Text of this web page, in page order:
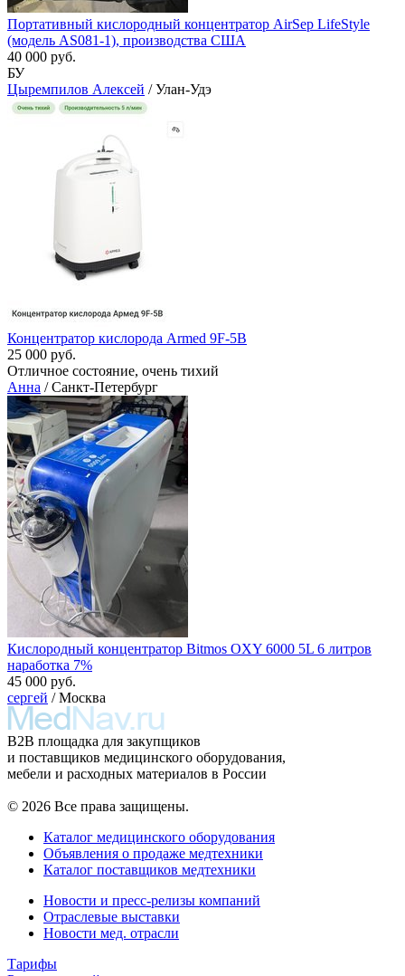
Портативный кислородный концентратор AirSep LifeStyle
(модель AS081-1), производства США
40 000 руб.
БУ
Цыремпилов Алексей / Улан-Удэ
Концентратор кислорода Armed 9F-5B
25 000 руб.
Отличное состояние, очень тихий
Анна / Санкт-Петербург
Кислородный концентратор Bitmos OXY 6000 5L 6 литров
наработка 7%
45 000 руб.
сергей / Москва
B2B площадка для закупщиков
и поставщиков медицинского оборудования,
мебели и расходных материалов в России
© 2026 Все права защищены.
Каталог медицинского оборудования
Объявления о продаже медтехники
Каталог поставщиков медтехники
Новости и пресс-релизы компаний
Отраслевые выставки
Новости мед. отрасли
Тарифы